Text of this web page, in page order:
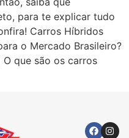
para te explicar tudo
Carros Híbridos
o Mercado Brasileiro?
que são os carros